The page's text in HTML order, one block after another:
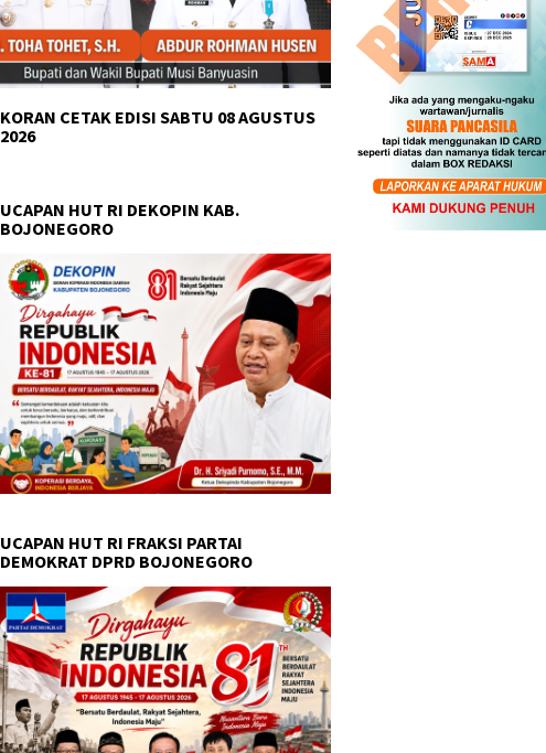
KORAN CETAK EDISI SABTU 08 AGUSTUS
2026
UCAPAN HUT RI DEKOPIN KAB.
BOJONEGORO
UCAPAN HUT RI FRAKSI PARTAI
DEMOKRAT DPRD BOJONEGORO